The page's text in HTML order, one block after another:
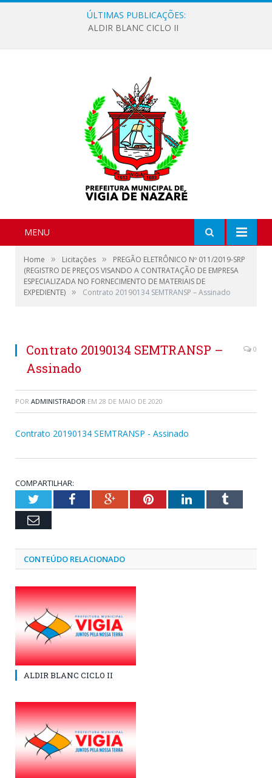
ÚLTIMAS PUBLICAÇÕES:
ALDIR BLANC CICLO II
MENU
Home » Licitações »
PREGÃO ELETRÔNICO Nº 011/2019-SRP
(REGISTRO DE PREÇOS VISANDO A CONTRATAÇÃO DE EMPRESA
ESPECIALIZADA NO FORNECIMENTO DE MATERIAIS DE
EXPEDIENTE) » Contrato 20190134 SEMTRANSP – Assinado
Contrato 20190134 SEMTRANSP –
Assinado
0
POR ADMINISTRADOR EM 28 DE MAIO DE 2020
Contrato 20190134 SEMTRANSP - Assinado
COMPARTILHAR:
TwitterFacebookGoogle+PinterestLinkedInTumblr
Email
CONTEÚDO RELACIONADO
ALDIR BLANC CICLO II